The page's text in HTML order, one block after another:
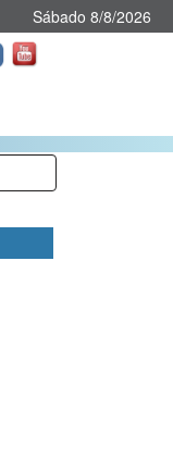
Sábado 8/8/2026